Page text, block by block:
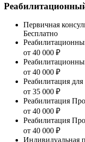
Первичная
Бесплатно
от 40 000 ₽
от 40 000 ₽
Реабилитация
от 35 000 ₽
Реабилитация
от 40 000 ₽
Реабилитация
от 40 000 ₽
Индивидуальная